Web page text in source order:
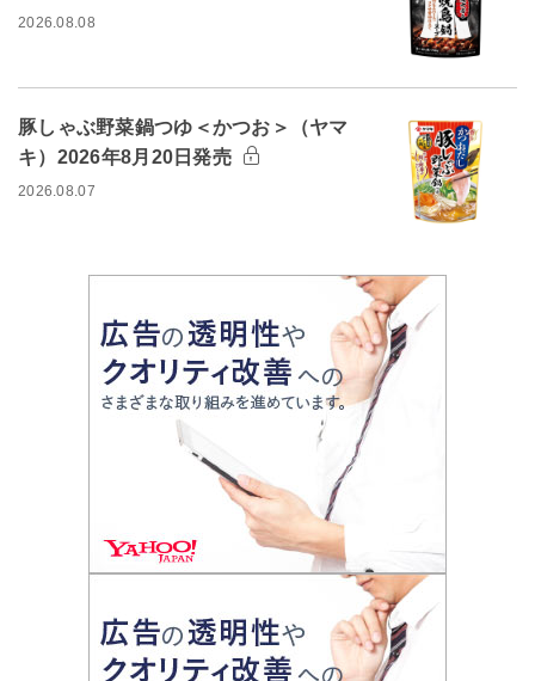
2026.08.08
豚しゃぶ野菜鍋つゆ＜かつお＞（ヤマ
キ）2026年8月20日発売
2026.08.07